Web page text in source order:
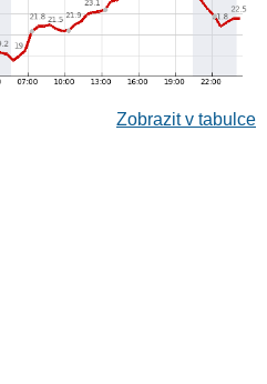
Zobrazit v tabulce